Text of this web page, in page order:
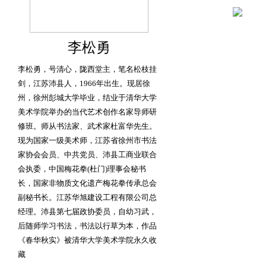
李松勇
李松勇，号清心，陇西堂主，笔名松枝挂
剑，江苏沛县人，1966年出生。现居徐
州，徐州彭城大学毕业，结业于清华大学
美术学院举办的当代艺术创作名家导师研
修班。师从书法家、武术家杜富华先生。
现为国家一级美术师，江苏省徐州市书法
家协会会员、中共党员、沛县工商业联合
会执委，中国梅花拳(杜门)理事会秘书
长，国家非物质文化遗产梅花拳传承总会
副秘书长。江苏华旭建设工程有限公司总
经理。沛县第七届政协委员，自幼习武，
后随师学习书法，书法以行草为本，作品
《春华秋实》被清华大学美术学院永久收
藏